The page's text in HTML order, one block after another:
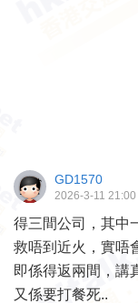
GD1570
2026-3-11 21:00
得三間公司，其中
救唔到近火，實唔
即係得返兩間，講
又係要打餐死..